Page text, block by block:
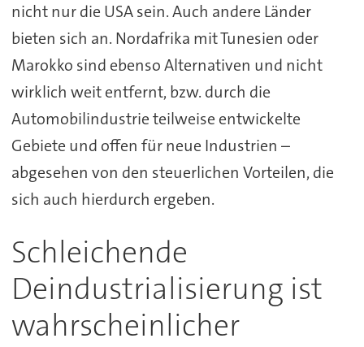
nicht nur die USA sein. Auch andere Länder
bieten sich an. Nordafrika mit Tunesien oder
Marokko sind ebenso Alternativen und nicht
wirklich weit entfernt, bzw. durch die
Automobilindustrie teilweise entwickelte
Gebiete und offen für neue Industrien –
abgesehen von den steuerlichen Vorteilen, die
sich auch hierdurch ergeben.
Schleichende
Deindustrialisierung ist
wahrscheinlicher